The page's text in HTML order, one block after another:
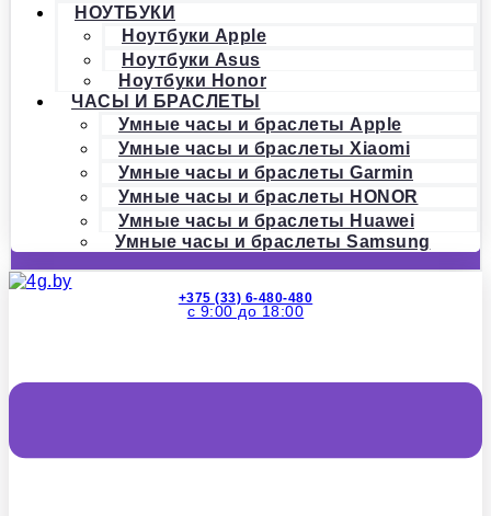
НОУТБУКИ
Ноутбуки Apple
Ноутбуки Asus
Ноутбуки Honor
ЧАСЫ И БРАСЛЕТЫ
Умные часы и браслеты Apple
Умные часы и браслеты Xiaomi
Умные часы и браслеты Garmin
Умные часы и браслеты HONOR
Умные часы и браслеты Huawei
Умные часы и браслеты Samsung
+375 (33) 6-480-480
с 9:00 до 18:00